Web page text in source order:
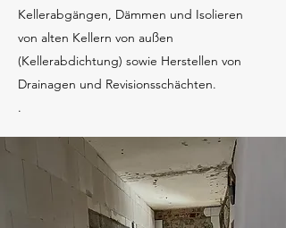
Kellerabgängen, Dämmen und Isolieren
von alten Kellern von außen
(Kellerabdichtung) sowie Herstellen von
Drainagen und Revisionsschächten.
.